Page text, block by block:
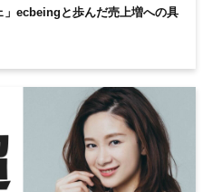
」ecbeingと歩んだ売上増への具